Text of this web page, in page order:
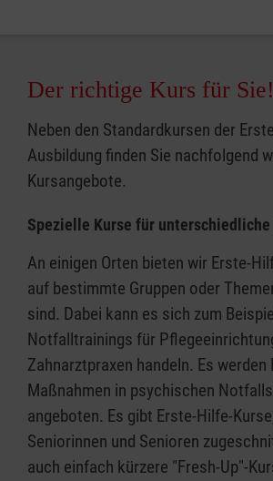
Der richtige Kurs für Sie!
Neben den Standardkursen der
Ausbildung finden Sie nachfolgend
Kursangebote.
Spezielle Kurse für
An einigen Orten bieten wir Erste-
auf bestimmte Gruppen oder
sind. Dabei kann es sich zum
Notfalltrainings für
Zahnarztpraxen handeln. Es werden
Maßnahmen in psychischen
angeboten. Es gibt Erste-Hilfe-
Seniorinnen und Senioren
auch einfach kürzere "Fresh-Up"-